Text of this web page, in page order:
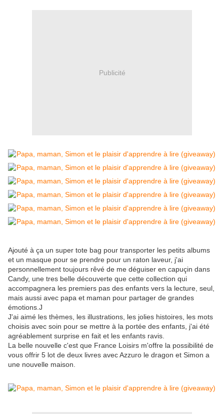
Publicité
Ajouté à ça un super tote bag pour transporter les petits albums
et un masque pour se prendre pour un raton laveur, j'ai
personnellement toujours rêvé de me déguiser en capuçin dans
Candy, une tres belle découverte que cette collection qui
accompagnera les premiers pas des enfants vers la lecture, seul,
mais aussi avec papa et maman pour partager de grandes
émotions.J
J'ai aimé les thèmes, les illustrations, les jolies histoires, les mots
choisis avec soin pour se mettre à la portée des enfants, j'ai été
agréablement surprise en fait et les enfants ravis.
La belle nouvelle c'est que France Loisirs m'offre la possibilité de
vous offrir 5 lot de deux livres avec Azzuro le dragon et Simon a
une nouvelle maison.